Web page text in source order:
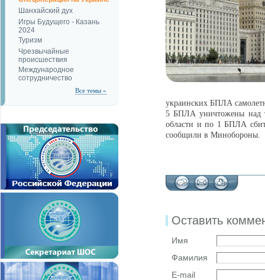
Шанхайский дух
Игры Будущего - Казань
2024
Туризм
Чрезвычайные
происшествия
Международное
сотрудничество
Все темы »
украинских БПЛА
5 БПЛА уничтожены над
области и по 1 БПЛА
сообщили в Минобороны.
Оставить
Имя
Фамилия
E-mail